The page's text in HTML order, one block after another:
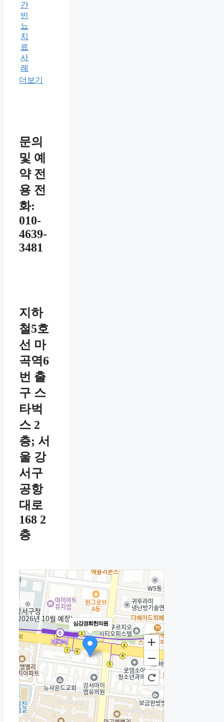
간
빈
뇨
치
료
사
례
더보기
문의
및 예
약 전
용 전
화:
010-
4639-
3481
지하
철5호
선 마
곡역6
번 출
구 스
타벅
스 2
층; 서
울 강
서구
공항
대로
168 2
층
심강경희한의원